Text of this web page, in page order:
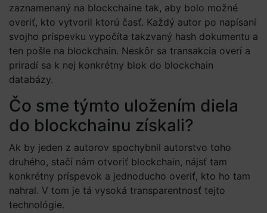
zaznamenaný na blockchaine tak, aby bolo možné
overiť, kto vytvoril ktorú časť. Každý autor po napísaní
svojho príspevku vypočíta takzvaný hash dokumentu a
ten pošle na blockchain. Neskôr sa transakcia overí a
priradí sa k nej konkrétny blok do blockchain
databázy.
Čo sme týmto uložením diela
do blockchainu získali?
Ak by jeden z autorov spochybnil autorstvo toho
druhého, stačí nám otvoriť blockchain, nájsť tam
konkrétny príspevok a jednoducho overiť, kto ho tam
nahral. V tom je tá vysoká transparentnosť tejto
technológie.